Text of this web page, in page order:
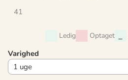
41
Ledig Optaget
Varighed